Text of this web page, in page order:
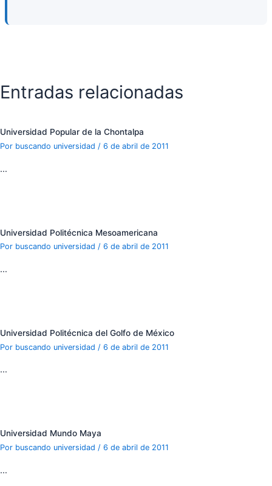
Entradas relacionadas
Universidad Popular de la Chontalpa
Por buscando universidad / 6 de abril de 2011
…
Universidad Politécnica Mesoamericana
Por buscando universidad / 6 de abril de 2011
…
Universidad Politécnica del Golfo de México
Por buscando universidad / 6 de abril de 2011
…
Universidad Mundo Maya
Por buscando universidad / 6 de abril de 2011
…